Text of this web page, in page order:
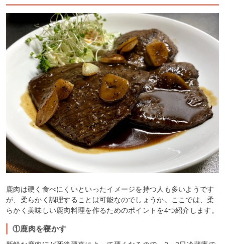
鹿肉は硬く食べにくいといったイメージを持つ人も多いようです
が、柔らかく調理することは可能なのでしょうか。ここでは、柔
らかく美味しい鹿肉料理を作るためのポイントを4つ紹介します。
①鹿肉を寝かす